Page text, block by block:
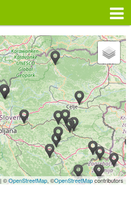
Opozorilo
| ©OpenStreetMap, ©OpenStreetMapcontributors